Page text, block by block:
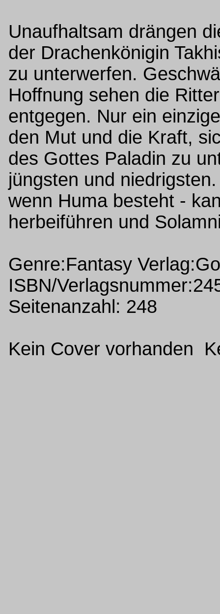
Unaufhaltsam drängen
der Drachenkönigin
zu unterwerfen.
Hoffnung sehen die
entgegen. Nur ein
den Mut und die Kraft,
des Gottes Paladin zu
jüngsten und
wenn Huma besteht -
herbeiführen und
Genre:Fantasy
ISBN/
Seitenanzahl: 248
Kein Cover vorhanden